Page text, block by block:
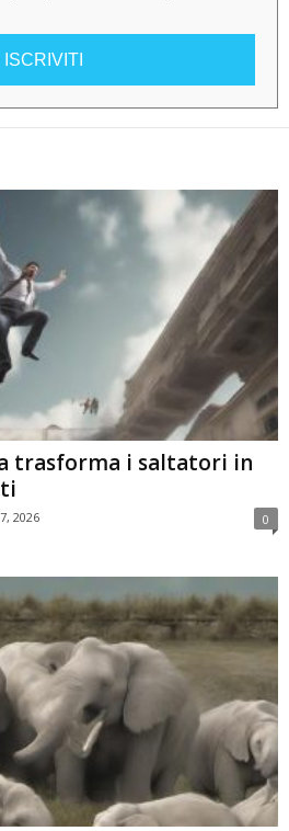
ISCRIVITI
trasforma i saltatori in
2026 0